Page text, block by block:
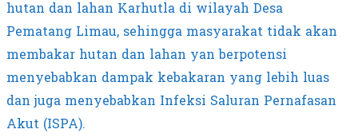
hutan dan lahan Karhutla di wilayah Desa
Pematang Limau, sehingga masyarakat tidak akan
membakar hutan dan lahan yan berpotensi
menyebabkan dampak kebakaran yang lebih luas
dan juga menyebabkan Infeksi Saluran Pernafasan
Akut (ISPA).